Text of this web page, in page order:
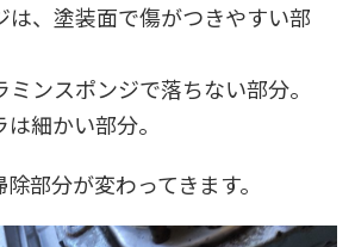
は、塗装面で傷がつきやすい部
ンスポンジで落ちない部分。
細かい部分。
部分が変わってきます。